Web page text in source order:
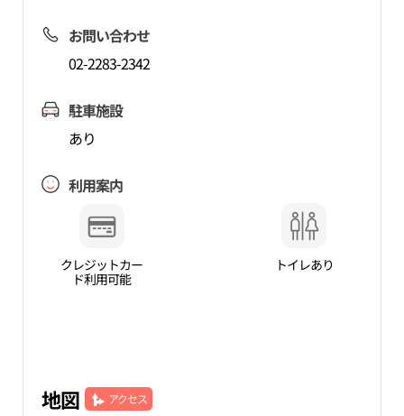
お問い合わせ
02-2283-2342
駐車施設
あり
利用案内
クレジットカー
ド利用可能
トイレあり
地図 アクセス